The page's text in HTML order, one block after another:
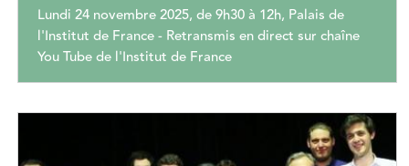
Lundi 24 novembre 2025, de 9h30 à 12h, Palais de
l'Institut de France - Retransmis en direct sur chaîne
You Tube de l'Institut de France